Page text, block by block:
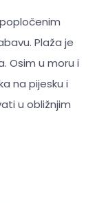
Plaža je
Osim u moru i
na pijesku i
u obližnjim